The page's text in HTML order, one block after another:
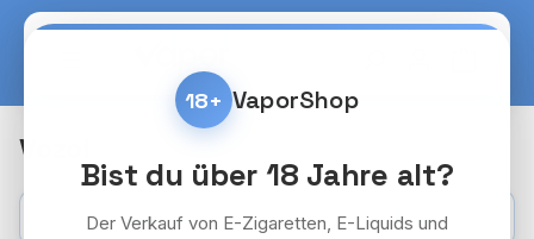
Zum Hauptinhalt springen
Vozol
Kategorien Filter
18+ VaporShop
Bist du über 18 Jahre alt?
Der Verkauf von E-Zigaretten, E-Liquids und